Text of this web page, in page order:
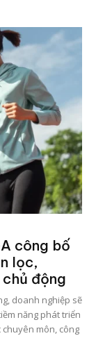
công bố
lọc,
động
doanh nghiệp sẽ
năng phát triển
chuyên môn, công